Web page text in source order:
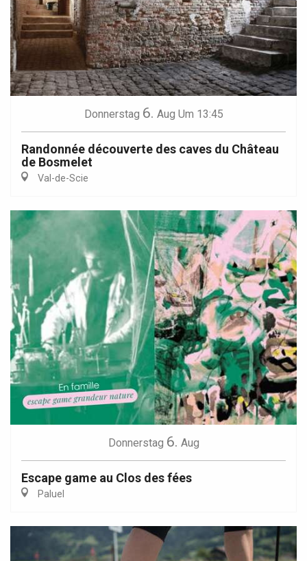
Donnerstag 6. Aug Um 13:45
Randonnée découverte des caves du Château
de Bosmelet
Val-de-Scie
Donnerstag 6. Aug
Escape game au Clos des fées
Paluel